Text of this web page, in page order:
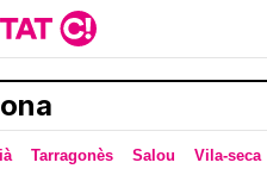
Tarragonès Salou Vila-seca